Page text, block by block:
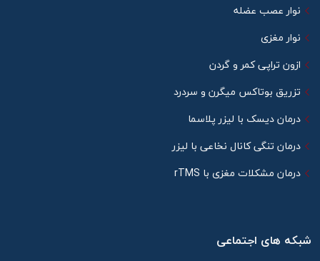
نوار عصب عضله
نوار مغزی
ازون تراپی کمر و گردن
تزریق بوتاکس میگرن و سردرد
درمان دیسک با لیزر پلاسما
درمان تنگی کانال نخاعی با لیزر
درمان مشکلات مغزی با rTMS
شبکه های اجتماعی